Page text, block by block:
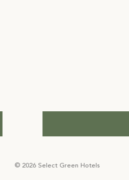
© 2026 Select Green Hotels